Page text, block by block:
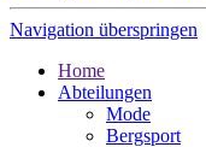
Navigation überspringen
Home
Abteilungen
Mode
Bergsport